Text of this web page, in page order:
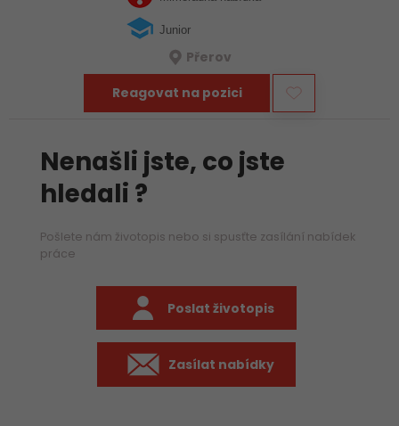
Junior
Přerov
Reagovat na pozici
Nenašli jste, co jste
hledali ?
Pošlete nám životopis nebo si spusťte zasílání nabídek
práce
Poslat životopis
Zasílat nabídky